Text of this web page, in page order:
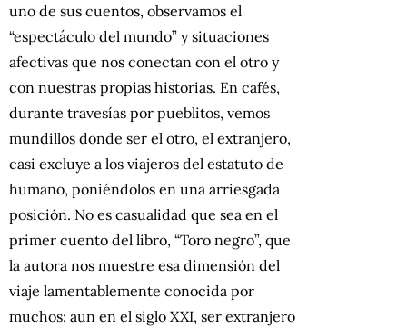
uno de sus cuentos, observamos el
“espectáculo del mundo” y situaciones
afectivas que nos conectan con el otro y
con nuestras propias historias. En cafés,
durante travesías por pueblitos, vemos
mundillos donde ser el otro, el extranjero,
casi excluye a los viajeros del estatuto de
humano, poniéndolos en una arriesgada
posición. No es casualidad que sea en el
primer cuento del libro, “Toro negro”, que
la autora nos muestre esa dimensión del
viaje lamentablemente conocida por
muchos: aun en el siglo XXI, ser extranjero